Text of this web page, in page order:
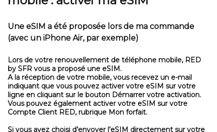
Une eSIM a été proposée lors de ma commande
(avec un iPhone Air, par exemple)
Lors de votre renouvellement de téléphone mobile, RED
by SFR vous a proposé une eSIM.
A la réception de votre mobile, vous recevez un e-mail
indiquant que vous pouvez activer votre eSIM sur votre
ligne en cliquant sur le bouton Démarrer votre activation.
Vous pouvez également activer votre eSIM sur votre
Compte Client RED, rubrique Mon forfait.
Si vous avez choisi d’envoyer l’eSIM directement sur votre